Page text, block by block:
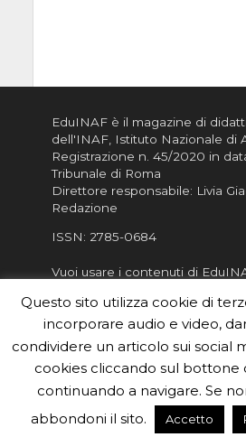
EduINAF è il magazine di
dell'INAF, Istituto Nazionale di
Registrazione n. 45/2020 in
Tribunale di Roma
Direttore responsabile: Livia
Redazione
ISSN: 2785-0684
Vuoi usare i contenuti di
Informativa sulla Privacy
Informatva sui Cookie
Per la rubrica de l'Astronomo
inviarci le tue foto o i tuoi
redazione.edu [chiocciola]
il form
Questo sito utilizza cookie di
incorporare audio e video,
condividere un articolo sui social
cookies cliccando sul bottone
continuando a navigare. Se
abbondoni il sito.
Accetto